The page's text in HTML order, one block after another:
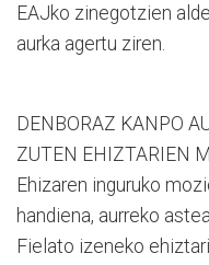
EAJko zinegotzien
aurka agertu ziren.
DENBORAZ KANPO
ZUTEN EHIZTARIEN
Ehizaren inguruko
handiena, aurreko
Fielato izeneko